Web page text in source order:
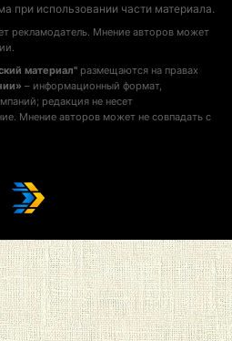
при использовании части материала.
рекламодатель. Мнение авторов может
материал" размещаются на правах
– информационный формат,
редакция не несет
Мнение авторов может не совпадать с